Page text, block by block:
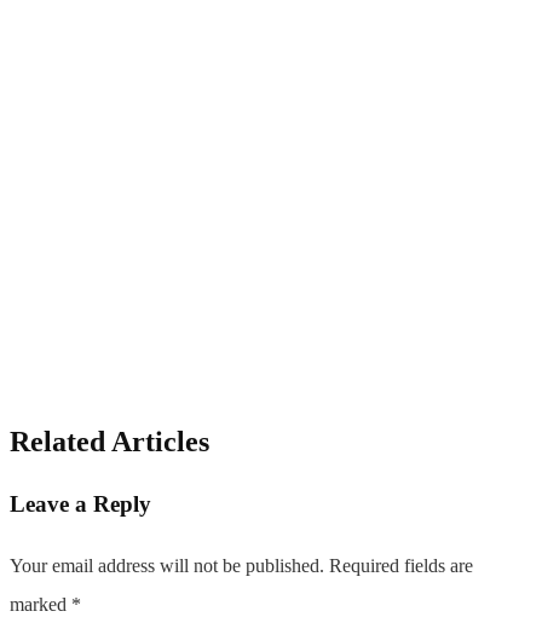
Related Articles
Leave a Reply
Your email address will not be published. Required fields are
marked *